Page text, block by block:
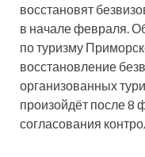
восстановят
в начале февраля.
по туризму
восстановление
организованных
произойдёт после 8
согласования